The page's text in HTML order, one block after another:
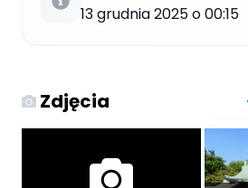
13 grudnia 2025 o 00:15
Zdjęcia